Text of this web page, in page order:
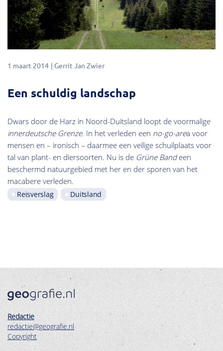
1 maart 2014 Gerrit Jan Zwier
Een schuldig landschap
Dwars door de Harz in Noord-Duitsland loopt de voormalige
innerdeutsche Grenze. In het verleden een no-go-area voor
mensen en – ironisch – daarmee een veilige schuilplaats voor
tal van plant- en diersoorten. Nu is de Grüne Bandeen
beschermd natuurgebied met her en der sporen van het
macabere verleden.
Reisverslag Duitsland
Redactie
redactie@geografie.nl
Copyright